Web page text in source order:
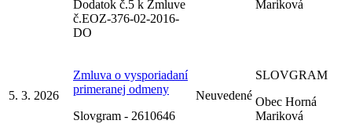
Dodatok č.5 k Zmluve
č.EOZ-376-02-2016-
DO
Mariková
5. 3. 2026
Zmluva o vysporiadaní
primeranej odmeny
Slovgram - 2610646
Neuvedené
SLOVGRAM
Obec Horná
Mariková